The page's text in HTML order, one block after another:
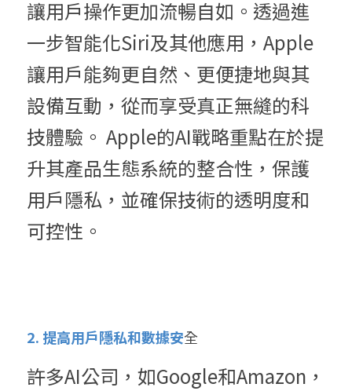
讓用戶操作更加流暢自如。透過進
一步智能化Siri及其他應用，Apple
讓用戶能夠更自然、更便捷地與其
設備互動，從而享受真正無縫的科
技體驗。 Apple的AI戰略重點在於提
升其產品生態系統的整合性，保護
用戶隱私，並確保技術的透明度和
可控性。
2. 提高用戶隱私和數據安全
許多AI公司，如Google和Amazon，